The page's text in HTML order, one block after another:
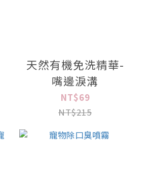
天然有機免洗精華-
嘴邊淚溝
NT$69
NT$215